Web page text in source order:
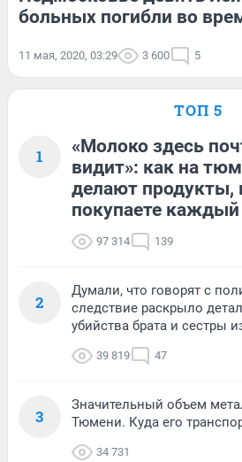
больных погибли во
11 мая, 2020, 03:29 3 600 5
ТОП 5
1
«Молоко здесь
видит»: как на
делают продукты,
покупаете
97 314 139
2
Думали, что говорят с
следствие раскрыло
убийства брата и сестры
39 819 47
3
Значительный объем
Тюмени. Куда его
34 731